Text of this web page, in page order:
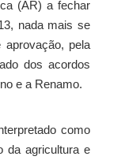
(AR) a fechar
nada mais se
pela
dos acordos
e a Renamo.
como
da agricultura e